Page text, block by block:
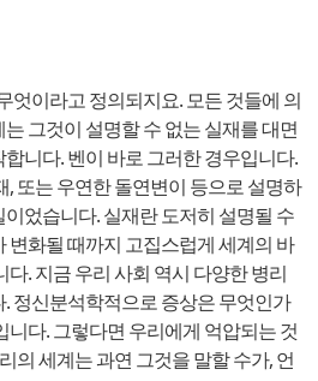
엇이라고 정의되지요. 모든 것들에 의
그것이 설명할 수 없는 실재를 대면
니다. 벤이 바로 그러한 경우입니다.
, 또는 우연한 돌연변이 등으로 설명하
었습니다. 실재란 도저히 설명될 수
변화될 때까지 고집스럽게 세계의 바
. 지금 우리 사회 역시 다양한 병리
정신분석학적으로 증상은 무엇인가
니다. 그렇다면 우리에게 억압되는 것
의 세계는 과연 그것을 말할 수가, 언